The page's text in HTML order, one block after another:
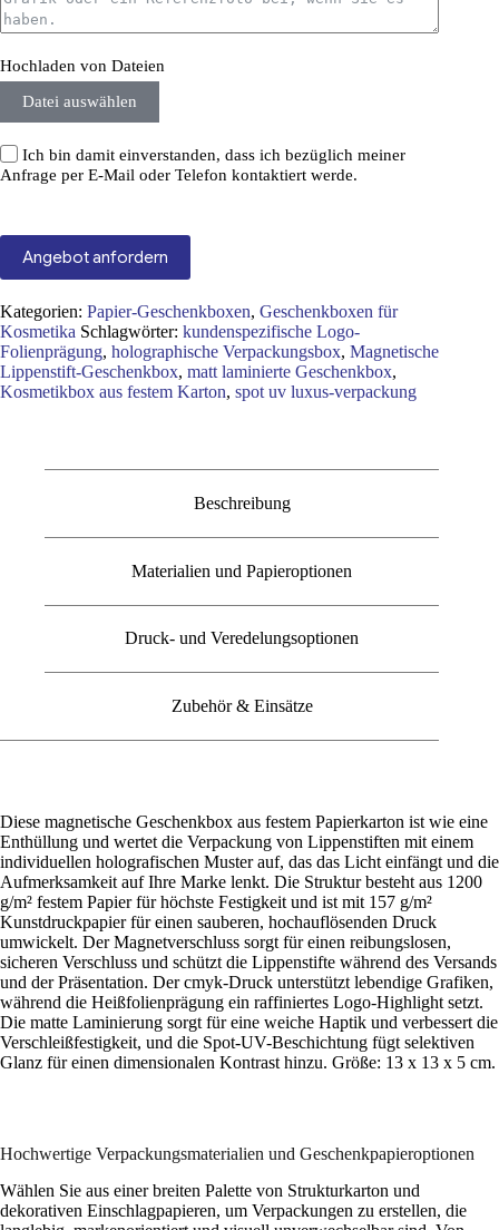
Hochladen von Dateien
Datei auswählen
Ich bin damit einverstanden, dass ich bezüglich meiner
Anfrage per E-Mail oder Telefon kontaktiert werde.
Angebot anfordern
Kategorien: Papier-Geschenkboxen, Geschenkboxen für
Kosmetika Schlagwörter: kundenspezifische Logo-
Folienprägung, holographische Verpackungsbox, Magnetische
Lippenstift-Geschenkbox, matt laminierte Geschenkbox,
Kosmetikbox aus festem Karton, spot uv luxus-verpackung
Beschreibung
Materialien und Papieroptionen
Druck- und Veredelungsoptionen
Zubehör & Einsätze
Diese magnetische Geschenkbox aus festem Papierkarton ist wie eine
Enthüllung und wertet die Verpackung von Lippenstiften mit einem
individuellen holografischen Muster auf, das das Licht einfängt und die
Aufmerksamkeit auf Ihre Marke lenkt. Die Struktur besteht aus 1200
g/m² festem Papier für höchste Festigkeit und ist mit 157 g/m²
Kunstdruckpapier für einen sauberen, hochauflösenden Druck
umwickelt. Der Magnetverschluss sorgt für einen reibungslosen,
sicheren Verschluss und schützt die Lippenstifte während des Versands
und der Präsentation. Der cmyk-Druck unterstützt lebendige Grafiken,
während die Heißfolienprägung ein raffiniertes Logo-Highlight setzt.
Die matte Laminierung sorgt für eine weiche Haptik und verbessert die
Verschleißfestigkeit, und die Spot-UV-Beschichtung fügt selektiven
Glanz für einen dimensionalen Kontrast hinzu. Größe: 13 x 13 x 5 cm.
Hochwertige Verpackungsmaterialien und Geschenkpapieroptionen
Wählen Sie aus einer breiten Palette von Strukturkarton und
dekorativen Einschlagpapieren, um Verpackungen zu erstellen, die